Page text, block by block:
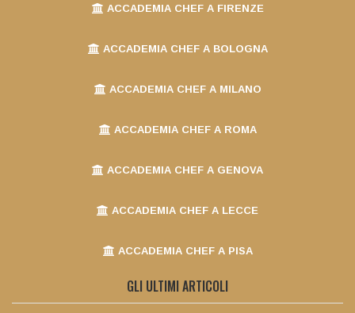
ACCADEMIA CHEF A FIRENZE
ACCADEMIA CHEF A BOLOGNA
ACCADEMIA CHEF A MILANO
ACCADEMIA CHEF A ROMA
ACCADEMIA CHEF A GENOVA
ACCADEMIA CHEF A LECCE
ACCADEMIA CHEF A PISA
GLI ULTIMI ARTICOLI